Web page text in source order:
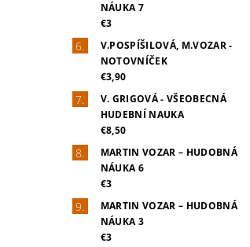
NÁUKA 7
€3
V.POSPÍŠILOVÁ, M.VOZAR -
NOTOVNÍČEK
€3,90
V. GRIGOVÁ - VŠEOBECNÁ
HUDEBNÍ NAUKA
€8,50
MARTIN VOZAR – HUDOBNÁ
NÁUKA 6
€3
MARTIN VOZAR – HUDOBNÁ
NÁUKA 3
€3